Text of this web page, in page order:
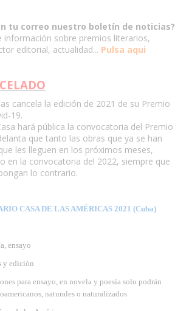
tu correo nuestro boletín de noticias?
información sobre premios literarios,
editorial, actualidad... Pulsa aqui
cancela la edición de 2021 de su Premio
19.
hará pública la convocatoria del Premio
que tanto las obras que ya se han
les lleguen en los próximos meses,
en la convocatoria del 2022, siempre que
lo contrario.
CASA DE LAS AMÉRICAS 2021 (Cuba)
ensayo
y edición
para ensayo, en novela y poesía solo podrán
naturales o naturalizados